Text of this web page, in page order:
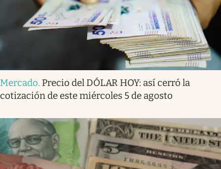
Mercado. Precio del DÓLAR HOY: así cerró la
cotización de este miércoles 5 de agosto